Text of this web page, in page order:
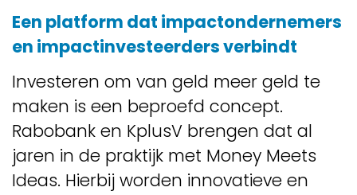
Een platform dat impactondernemers
en impactinvesteerders verbindt
Investeren om van geld meer geld te
maken is een beproefd concept.
Rabobank en KplusV brengen dat al
jaren in de praktijk met Money Meets
Ideas. Hierbij worden innovatieve en